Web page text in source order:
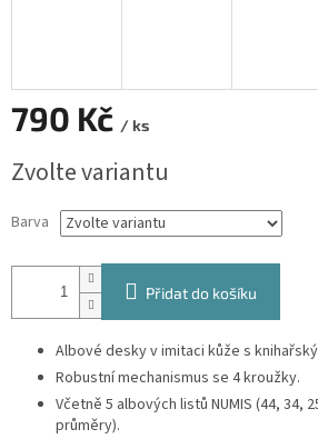
790 Kč / ks
cena:
Zvolte variantu
Barva
Přidat do košíku
Albové desky v imitaci kůže s
Robustní mechanismus se 4 kroužky.
Včetně 5 albových listů NUMIS (44, 34,
průměry).